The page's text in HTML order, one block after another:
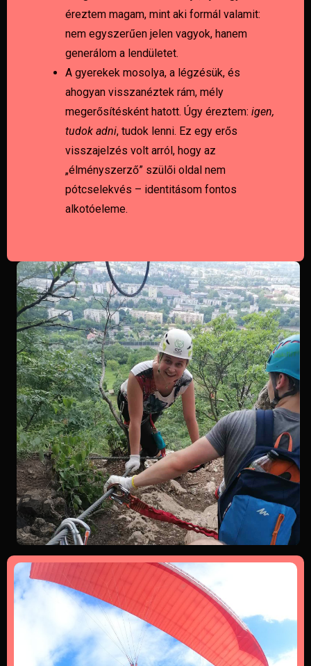
éreztem magam, mint aki formál valamit:
nem egyszerűen jelen vagyok, hanem
generálom a lendületet.
A gyerekek mosolya, a légzésük, és
ahogyan visszanéztek rám, mély
megerősítésként hatott. Úgy éreztem: igen,
tudok adni, tudok lenni. Ez egy erős
visszajelzés volt arról, hogy az
„élményszerző” szülői oldal nem
pótcselekvés – identitásom fontos
alkotóeleme.